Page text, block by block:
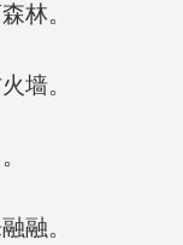
林。
墙。
融。